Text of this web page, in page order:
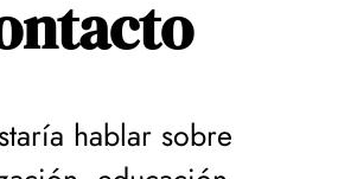
hablar sobre